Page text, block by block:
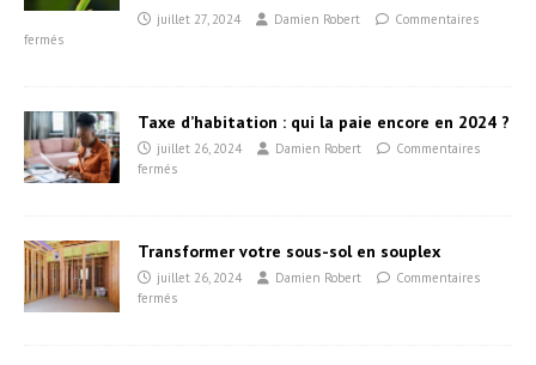
juillet 27, 2024 Damien Robert
Commentaires
fermés
Taxe d’habitation : qui la paie encore en 2024 ?
juillet 26, 2024 Damien Robert
Commentaires
fermés
Transformer votre sous-sol en souplex
juillet 26, 2024 Damien Robert
Commentaires
fermés